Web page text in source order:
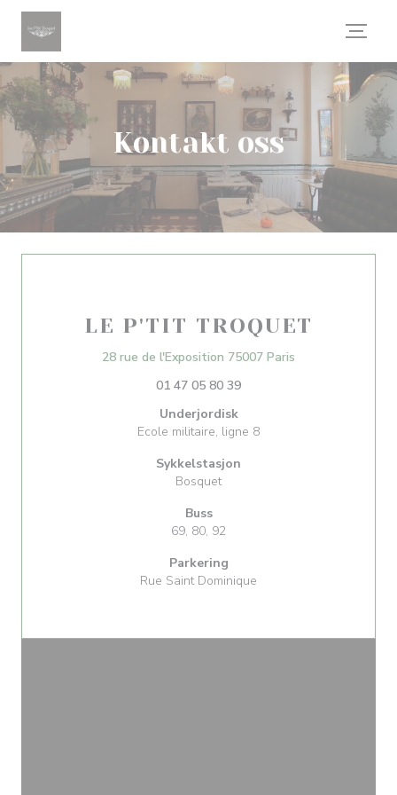
Panel for informasjonskapsler
Kontakt oss
LE P'TIT TROQUET
28 rue de l'Exposition 75007 Paris
01 47 05 80 39
Underjordisk
Ecole militaire, ligne 8
Sykkelstasjon
Bosquet
Buss
69, 80, 92
Parkering
Rue Saint Dominique